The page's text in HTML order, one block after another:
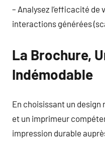
– Analysez l’efficacité de
interactions générées
La Brochure,
Indémodable
En choisissant un
et un imprimeur
impression durable